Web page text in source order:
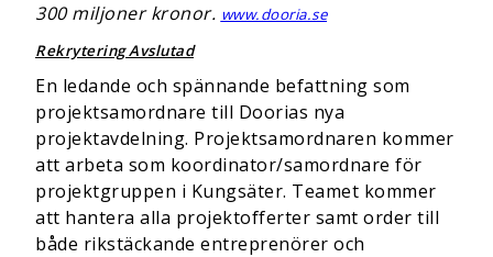
300 miljoner kronor. www.dooria.se
Rekrytering Avslutad
En ledande och spännande befattning som
projektsamordnare till Doorias nya
projektavdelning. Projektsamordnaren kommer
att arbeta som koordinator/samordnare för
projektgruppen i Kungsäter. Teamet kommer
att hantera alla projektofferter samt order till
både rikstäckande entreprenörer och